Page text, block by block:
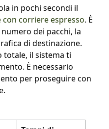
in pochi secondi il
con corriere espresso. È
dei pacchi, la
di destinazione.
totale, il sistema ti
È necessario
per proseguire con